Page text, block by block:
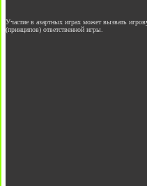
Участие в азартных играх может вызвать
(принципов) ответственной игры.